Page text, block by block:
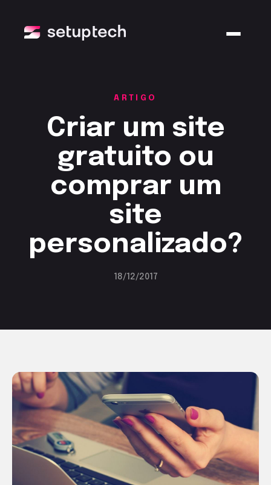
ARTIGO
Criar um site
gratuito ou
comprar um
site
personalizado?
18/12/2017